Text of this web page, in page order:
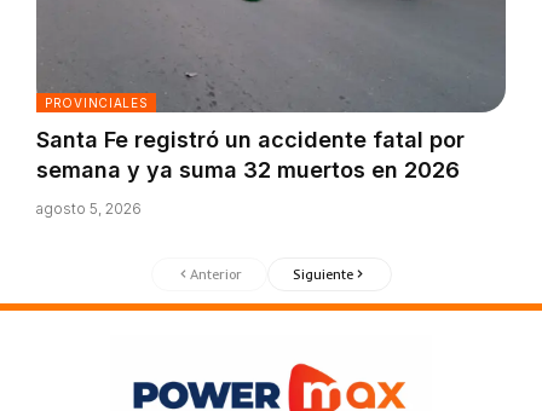
PROVINCIALES
Santa Fe registró un accidente fatal por
semana y ya suma 32 muertos en 2026
agosto 5, 2026
Anterior Siguiente